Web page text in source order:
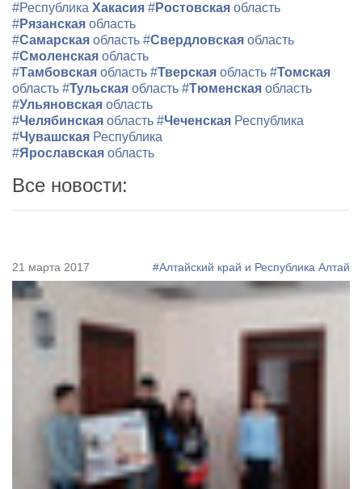
#Республика Хакасия #Ростовская область
#Рязанская область
#Самарская область #Свердловская область
#Смоленская область
#Тамбовская область #Тверская область #Томская
область #Тульская область #Тюменская область
#Ульяновская область
#Челябинская область #Чеченская Республика
#Чувашская Республика
#Ярославская область
Все новости:
21 марта 2017 #Алтайский край и Республика Алтай